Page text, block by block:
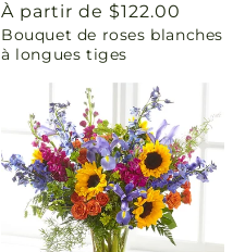
Prix
habituel
À partir de $122.00
Bouquet de roses blanches
à longues tiges